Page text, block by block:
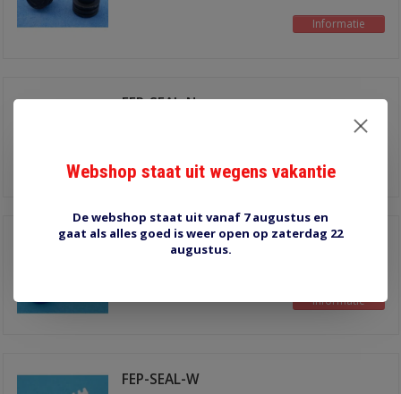
Informatie
FEP-SEAL-N
ongeveer 2,5 mm2 draad
€1,30
Informatie
FEP-SEAL-U
Informatie
FEP-SEAL-W
Webshop staat uit wegens vakantie
De webshop staat uit vanaf 7 augustus en
gaat als alles goed is weer open op zaterdag 22
augustus.